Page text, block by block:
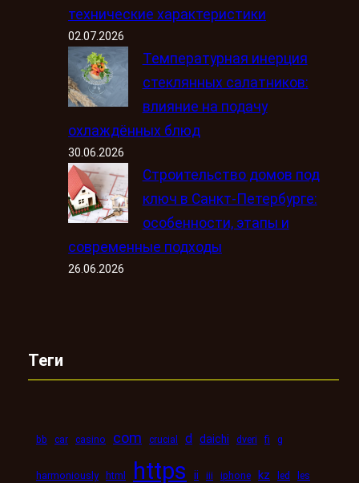
технические характеристики
02.07.2026
Температурная инерция
стеклянных салатников:
влияние на подачу
охлаждённых блюд
30.06.2026
Строительство домов под
ключ в Санкт-Петербурге:
особенности, этапы и
современные подходы
26.06.2026
Теги
bb car casino com crucial d daichi dveri fi g
harmoniously html https ii iii iphone kz led les